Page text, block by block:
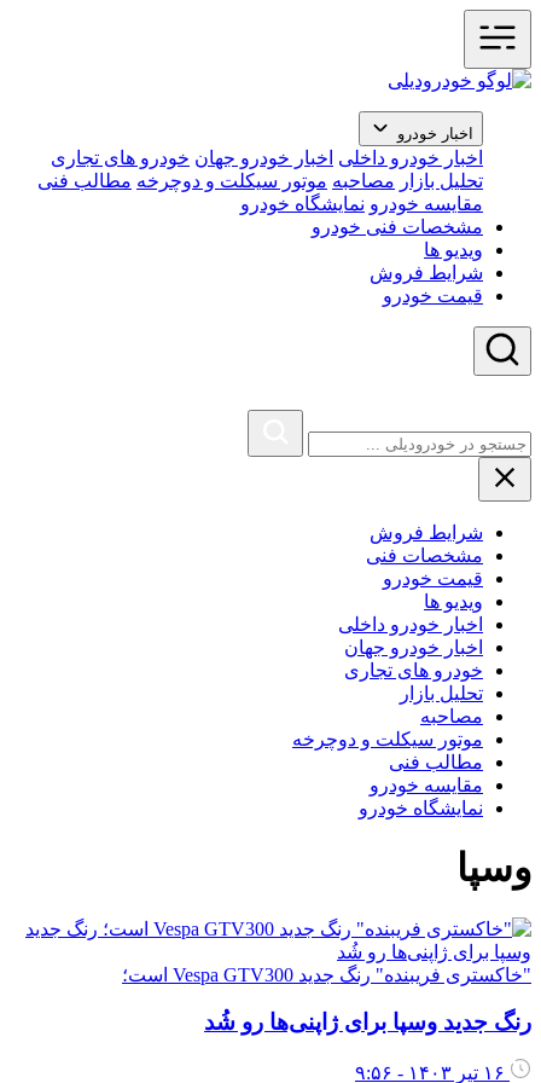
اخبار خودرو
اخبار خودرو داخلی اخبار خودرو جهان خودرو های تجاری
تحلیل بازار مصاحبه موتور سیکلت و دوچرخه مطالب فنی
مقایسه خودرو نمایشگاه خودرو
مشخصات فنی خودرو
ویدیو ها
شرایط فروش
قیمت خودرو
شرایط فروش
مشخصات فنی
قیمت خودرو
ویدیو ها
اخبار خودرو داخلی
اخبار خودرو جهان
خودرو های تجاری
تحلیل بازار
مصاحبه
موتور سیکلت و دوچرخه
مطالب فنی
مقایسه خودرو
نمایشگاه خودرو
وسپا
"خاکستری فریبنده" رنگ جدید Vespa GTV300 است؛
رنگ جدید وسپا برای ژاپنی‌ها رو شُد